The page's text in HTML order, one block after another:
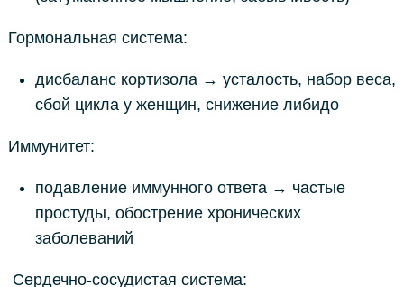
Гормональная система:
дисбаланс кортизола → усталость, набор веса,
сбой цикла у женщин, снижение либидо
Иммунитет:
подавление иммунного ответа → частые
простуды, обострение хронических
заболеваний
Сердечно-сосудистая система: